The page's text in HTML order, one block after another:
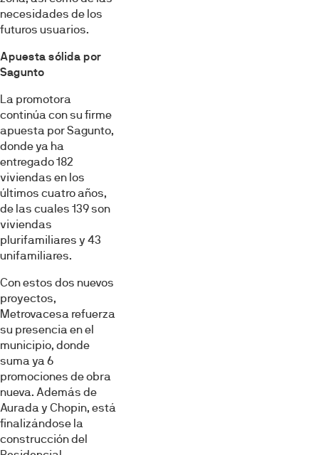
necesidades de los
futuros usuarios.
Apuesta sólida por
Sagunto
La promotora
continúa con su firme
apuesta por Sagunto,
donde ya ha
entregado 182
viviendas en los
últimos cuatro años,
de las cuales 139 son
viviendas
plurifamiliares y 43
unifamiliares.
Con estos dos nuevos
proyectos,
Metrovacesa refuerza
su presencia en el
municipio, donde
suma ya 6
promociones de obra
nueva. Además de
Aurada y Chopin, está
finalizándose la
construcción del